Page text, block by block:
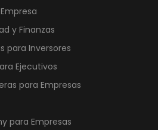
y Finanzas
para Inversores
Ejecutivos
para Empresas
para Empresas